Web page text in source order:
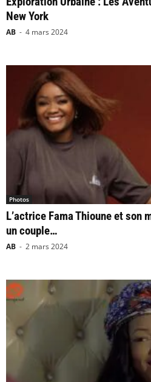
New York
AB - 4 mars 2024
Photos
L’actrice Fama Thioune et son
un couple…
AB - 2 mars 2024